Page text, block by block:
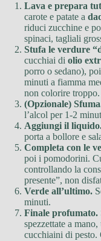
Lava e prepara
carote e patate a
riduci zucchine e
spinaci, tagliali
Stufa le verdure
cucchiai di olio
porro o sedano),
minuti a fiamma
non colorire troppo.
(Opzionale)
l’alcol per 1-2
Aggiungi il
porta a bollore e
Completa con le
poi i pomodorini.
controllando la
presente”, non
Verde all’ultimo.
minuti.
Finale profumato.
spezzettate a
cucchiaini di pesto.